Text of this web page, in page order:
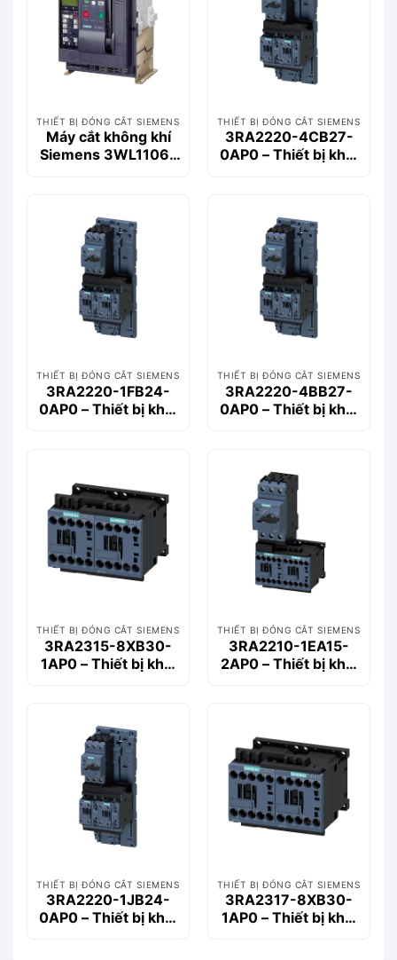
THIẾT BỊ ĐÓNG CẮT SIEMENS
Máy cắt không khí
Siemens 3WL1106-
THIẾT BỊ ĐÓNG CẮT SIEMENS
3RA2220-4CB27-
0AP0 – Thiết bị khởi
THIẾT BỊ ĐÓNG CẮT SIEMENS
3RA2220-1FB24-
0AP0 – Thiết bị khởi
THIẾT BỊ ĐÓNG CẮT SIEMENS
3RA2220-4BB27-
0AP0 – Thiết bị khởi
THIẾT BỊ ĐÓNG CẮT SIEMENS
3RA2315-8XB30-
1AP0 – Thiết bị khởi
THIẾT BỊ ĐÓNG CẮT SIEMENS
3RA2210-1EA15-
2AP0 – Thiết bị khởi
THIẾT BỊ ĐÓNG CẮT SIEMENS
3RA2220-1JB24-
0AP0 – Thiết bị khởi
THIẾT BỊ ĐÓNG CẮT SIEMENS
3RA2317-8XB30-
1AP0 – Thiết bị khởi